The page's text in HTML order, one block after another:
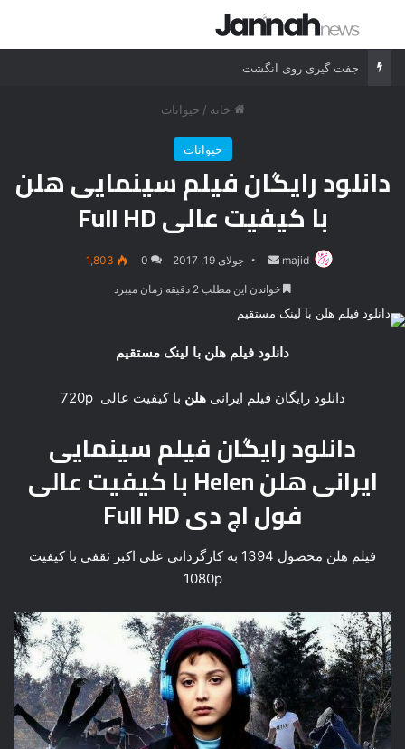
جستجو برای
جفت گیری روی انگشت
خانه / حیوانات
حیوانات
دانلود رایگان فیلم سینمایی هلن
با کیفیت عالی Full HD
majid
ارسال
ایمیل
جولای 19, 2017 0
1,803
خواندن این مطلب 2 دقیقه زمان میبرد
دانلود فیلم هلن با لینک مستقیم
دانلود رایگان فیلم ایرانی هلن با کیفیت عالی 720p
دانلود رایگان فیلم سینمایی
ایرانی هلن Helen با کیفیت عالی
فول اچ دی Full HD
فیلم هلن محصول 1394 به کارگردانی علی اکبر ثقفی با کیفیت
1080p